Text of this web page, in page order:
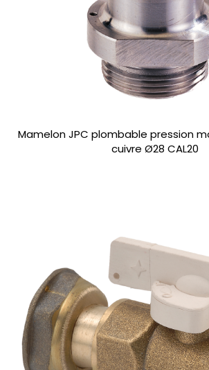
Mamelon JPC plombable pression
cuivre Ø28 CAL20